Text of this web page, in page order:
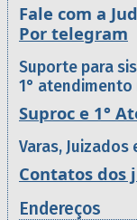
Fale com a
Por telegram
Suporte para
1°
Suproc e 1°
Varas, Juizados
Contatos dos
Endereços